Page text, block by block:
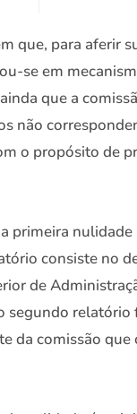
que, para aferir
se em
que a
não
o propósito de
primeira
consiste no
de
segundo
da comissão que